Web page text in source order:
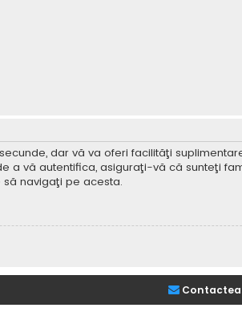
dar vă va oferi facilităţi
vă autentifica, asiguraţi-vă că sunteţi
navigaţi pe acesta.